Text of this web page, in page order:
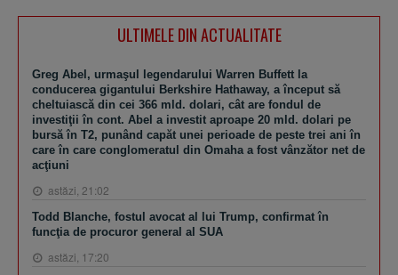
ULTIMELE DIN ACTUALITATE
Greg Abel, urmaşul legendarului Warren Buffett la
conducerea gigantului Berkshire Hathaway, a început să
cheltuiască din cei 366 mld. dolari, cât are fondul de
investiţii în cont. Abel a investit aproape 20 mld. dolari pe
bursă în T2, punând capăt unei perioade de peste trei ani în
care în care conglomeratul din Omaha a fost vânzător net de
acţiuni
astăzi, 21:02
Todd Blanche, fostul avocat al lui Trump, confirmat în
funcţia de procuror general al SUA
astăzi, 17:20